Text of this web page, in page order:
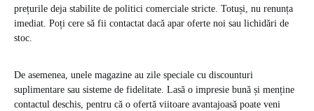
prețurile deja stabilite de politici comerciale stricte. Totuși, nu renunța
imediat. Poți cere să fii contactat dacă apar oferte noi sau lichidări de
stoc.
De asemenea, unele magazine au zile speciale cu discounturi
suplimentare sau sisteme de fidelitate. Lasă o impresie bună și menține
contactul deschis, pentru că o ofertă viitoare avantajoasă poate veni